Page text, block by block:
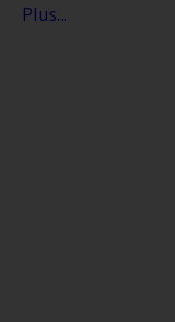
Plus...